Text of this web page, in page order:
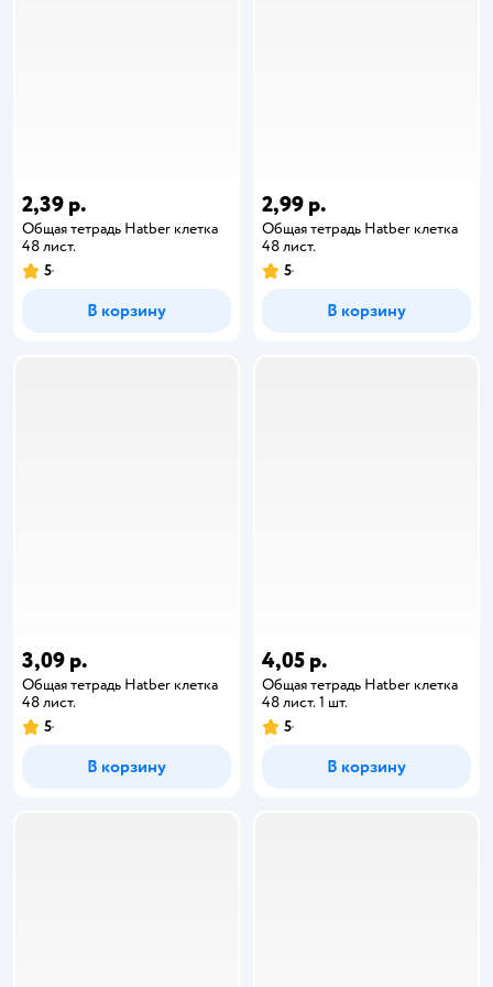
2,39 р.
Общая тетрадь Hatber клетка
48 лист.
5
В корзину
2,99 р.
Общая тетрадь Hatber клетка
48 лист.
5
В корзину
3,09 р.
Общая тетрадь Hatber клетка
48 лист.
5
В корзину
4,05 р.
Общая тетрадь Hatber клетка
48 лист. 1 шт.
5
В корзину